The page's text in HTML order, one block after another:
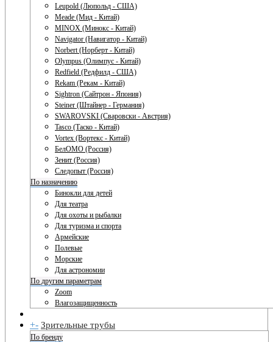
Leupold (Люпольд - США)
Meade (Мид - Китай)
MINOX (Минокс - Китай)
Navigator (Навигатор - Китай)
Norbert (Норберт - Китай)
Olympus (Олимпус - Китай)
Redfield (Редфилд - США)
Rekam (Рекам - Китай)
Sightron (Сайтрон - Япония)
Steiner (Штайнер - Германия)
SWAROVSKI (Сваровски - Австрия)
Tasco (Таско - Китай)
Vortex (Вортекс - Китай)
БелОМО (Россия)
Зенит (Россия)
Следопыт (Россия)
По назначению
Бинокли для детей
Для театра
Для охоты и рыбалки
Для туризма и спорта
Армейские
Полевые
Морские
Для астрономии
По другим параметрам
Zoom
Влагозащищенность
+- Зрительные трубы
По бренду